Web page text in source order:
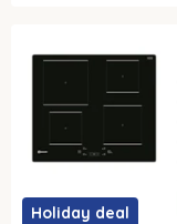
Holiday deal